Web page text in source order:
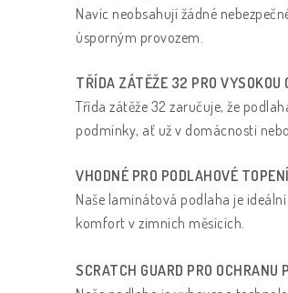
Navíc neobsahují žádné
úsporným provozem.
TŘÍDA ZÁTĚŽE 32 PRO VYSOKOU
Třída zátěže 32 zaručuje, že
podmínky, ať už v domácnosti
VHODNÉ PRO PODLAHOVÉ TOPENÍ
Naše laminátová podlaha je
komfort v zimních měsících.
SCRATCH GUARD PRO OCHRANU